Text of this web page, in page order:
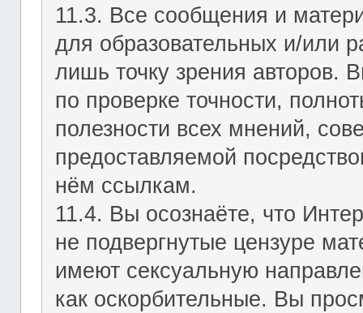
11.3. Все сообщения и
для образовательных и/или
лишь точку зрения авторов.
по проверке точности,
полезности всех мнений,
предоставляемой
нём ссылкам.
11.4. Вы осознаёте, что
не подвергнутые цензуре
имеют сексуальную
как оскорбительные. Вы